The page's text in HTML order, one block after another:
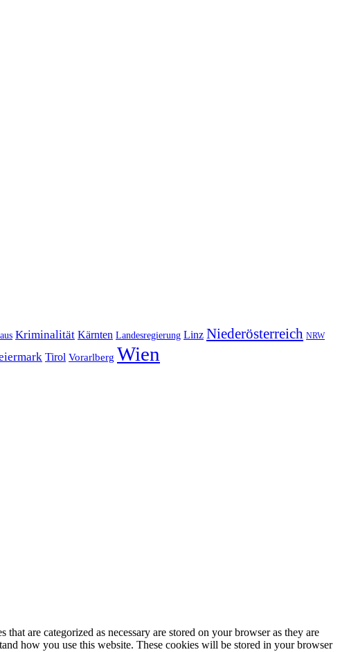
Kriminalität Kärnten Landesregierung Linz Niederösterreich NRW
Tirol Vorarlberg Wien
are categorized as necessary are stored on your browser as they are
how you use this website. These cookies will be stored in your browser